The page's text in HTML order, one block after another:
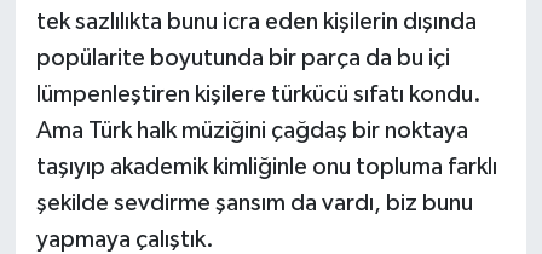
tek sazlılıkta bunu icra eden kişilerin dışında
popülarite boyutunda bir parça da bu içi
lümpenleştiren kişilere türkücü sıfatı kondu.
Ama Türk halk müziğini çağdaş bir noktaya
taşıyıp akademik kimliğinle onu topluma farklı
şekilde sevdirme şansım da vardı, biz bunu
yapmaya çalıştık.